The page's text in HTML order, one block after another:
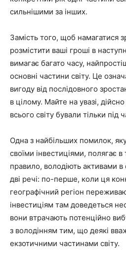
сильнішими за інших.
Замість того, щоб намагатися
розмістити ваші гроші в
вимагає багато часу,
основні частини світу. Це
вигоду від послідовного
в цілому. Майте на увазі,
всього світу бували тільки під
Одна з найбільших помилок,
своїми інвестиціями, полягає
правило, володіють активами в
дві речі: по-перше, коли ця
географічний регіон
інвестиціям там доведеться
вони втрачають потенційно
з володінням тим, що деякі
екзотичними частинами світу.